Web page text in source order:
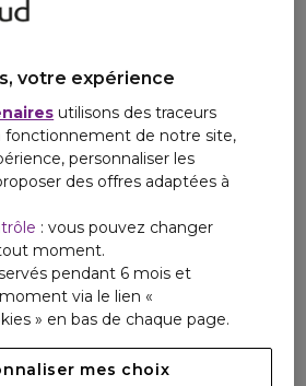
votre expérience
utilisons des traceurs
fonctionnement de notre site,
personnaliser les
des offres adaptées à
: vous pouvez changer
moment.
pendant 6 mois et
via le lien «
» en bas de chaque page.
mes choix